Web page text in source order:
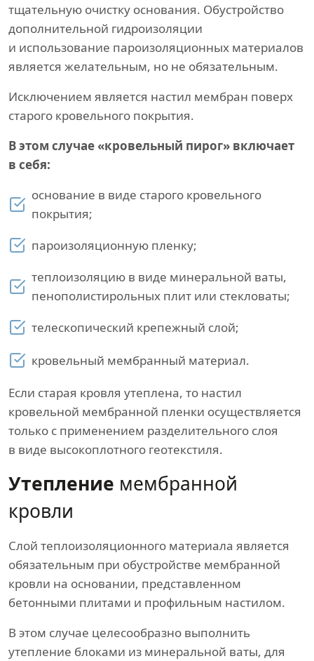
тщательную очистку основания. Обустройство
дополнительной гидроизоляции
и использование пароизоляционных материалов
является желательным, но не обязательным.
Исключением является настил мембран поверх
старого кровельного покрытия.
В этом случае «кровельный пирог» включает
в себя:
основание в виде старого кровельного
покрытия;
пароизоляционную пленку;
теплоизоляцию в виде минеральной ваты,
пенополистирольных плит или стекловаты;
телескопический крепежный слой;
кровельный мембранный материал.
Если старая кровля утеплена, то настил
кровельной мембранной пленки осуществляется
только с применением разделительного слоя
в виде высокоплотного геотекстиля.
Утепление мембранной
кровли
Слой теплоизоляционного материала является
обязательным при обустройстве мембранной
кровли на основании, представленном
бетонными плитами и профильным настилом.
В этом случае целесообразно выполнить
утепление блоками из минеральной ваты, для